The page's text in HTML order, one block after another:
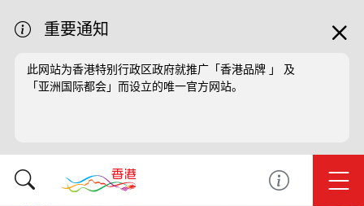
重要通知
此网站为香港特别行政区政府就推广「香港品牌 」 及
「亚洲国际都会」而设立的唯一官方网站。